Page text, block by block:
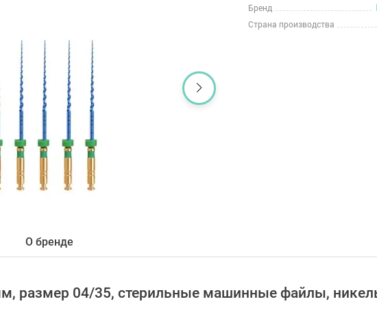
Бренд
Страна производства
О бренде
размер 04/35, стерильные машинные файлы,